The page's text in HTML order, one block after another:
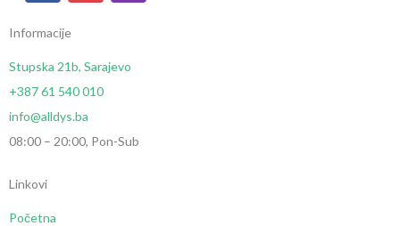
Informacije
Stupska 21b, Sarajevo
+387 61 540 010
info@alldys.ba
08:00 – 20:00, Pon-Sub
Linkovi
Početna